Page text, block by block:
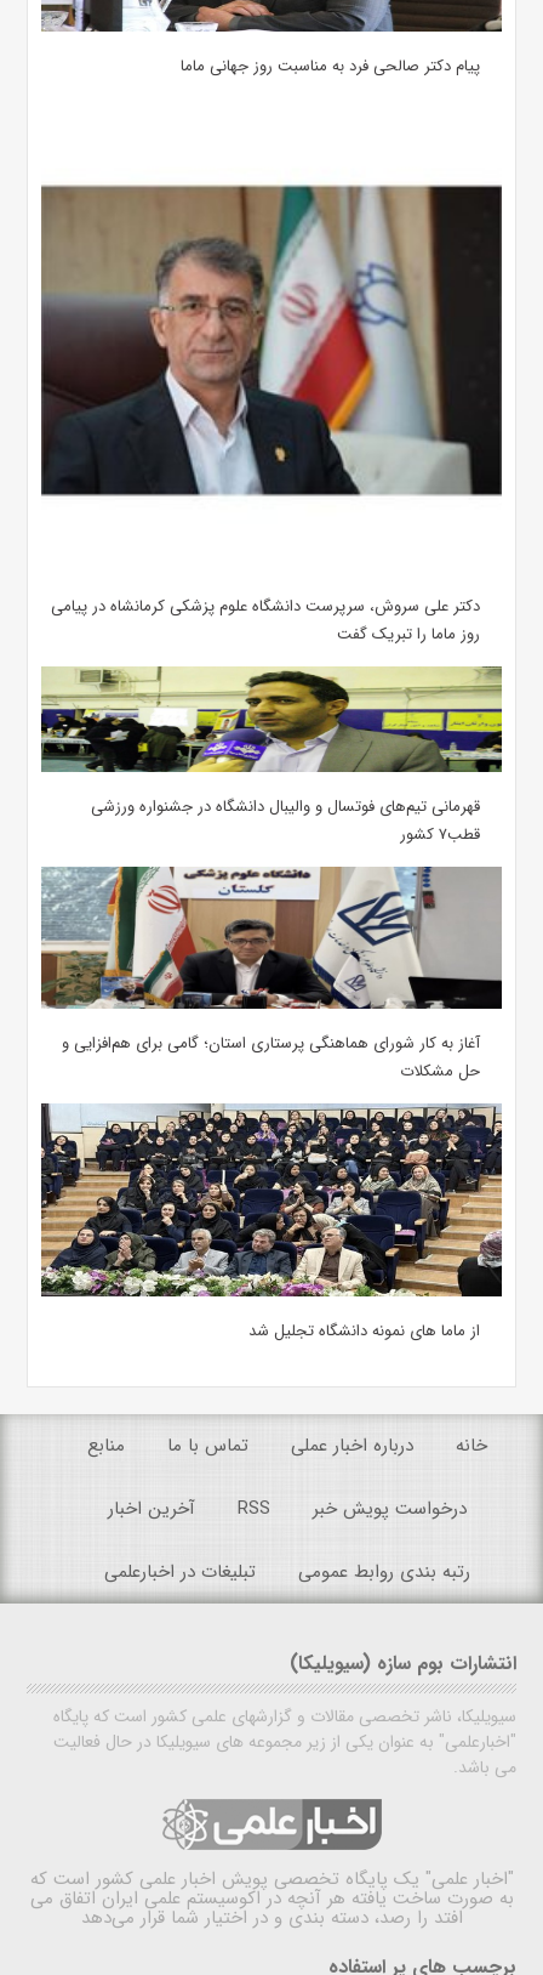
پیام دکتر صالحی فرد به مناسبت روز جهانی ماما
دکتر علی سروش، سرپرست دانشگاه علوم پزشکی کرمانشاه در پیامی
روز ماما را تبریک گفت
قهرمانی تیم‌های فوتسال و والیبال دانشگاه در جشنواره ورزشی
قطب۷ کشور
آغاز به کار شورای هماهنگی پرستاری استان؛ گامی برای هم‌افزایی و
حل مشکلات
از ماما های نمونه دانشگاه تجلیل شد
خانه درباره اخبار عملی تماس با ما منابع
درخواست پویش خبر RSS آخرین اخبار
رتبه بندی روابط عمومی تبلیغات در اخبارعلمی
انتشارات بوم سازه (سیویلیکا)
سیویلیکا، ناشر تخصصی مقالات و گزارشهای علمی کشور است که پایگاه
"اخبارعلمی" به عنوان یکی از زیر مجموعه های سیویلیکا در حال فعالیت
می باشد.
"اخبار علمی" یک پایگاه تخصصی پویش اخبار علمی کشور است که
به صورت ساخت یافته هر آنچه در اکوسیستم علمی ایران اتفاق می
افتد را رصد، دسته بندی و در اختیار شما قرار می‌دهد
برچسب های پر استفاده